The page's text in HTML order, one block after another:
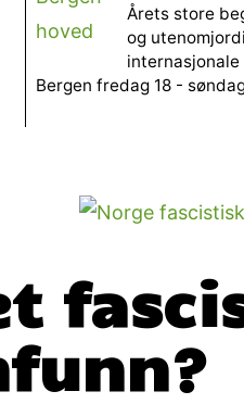
Årets store
og
internasjonale
Bergen fredag 18 -